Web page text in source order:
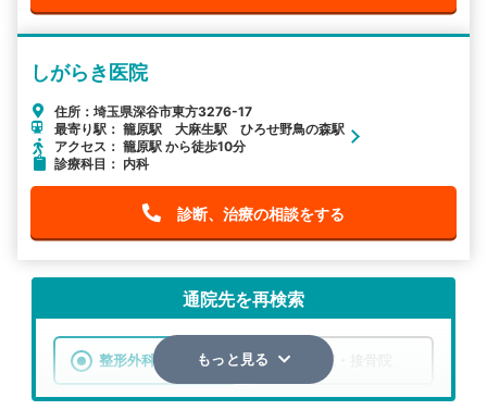
しがらき医院
住所：埼玉県深谷市東方3276-17
最寄り駅： 籠原駅 大麻生駅 ひろせ野鳥の森駅
アクセス： 籠原駅 から徒歩10分
診療科目： 内科
診断、治療の相談をする
通院先を再検索
整形外科 整骨院・接骨院
もっと見る